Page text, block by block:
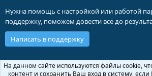
Нужна помощь с настройкой или работой
поддержку, поможем довести все до
Написать в поддержку
Russian (RU)
На данном сайте используются файлы cookie,
контент и сохранить Ваш вход в систему, если